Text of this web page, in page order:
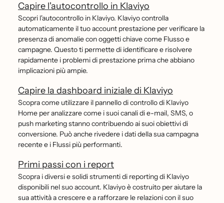
Capire l'autocontrollo in Klaviyo
Scopri l'autocontrollo in Klaviyo. Klaviyo controlla
automaticamente il tuo account prestazione per verificare la
presenza di anomalie con oggetti chiave come Flusso e
campagne. Questo ti permette di identificare e risolvere
rapidamente i problemi di prestazione prima che abbiano
implicazioni più ampie.
Capire la dashboard iniziale di Klaviyo
Scopra come utilizzare il pannello di controllo di Klaviyo
Home per analizzare come i suoi canali di e-mail, SMS, o
push marketing stanno contribuendo ai suoi obiettivi di
conversione. Può anche rivedere i dati della sua campagna
recente e i Flussi più performanti.
Primi passi con i report
Scopra i diversi e solidi strumenti di reporting di Klaviyo
disponibili nel suo account. Klaviyo è costruito per aiutare la
sua attività a crescere e a rafforzare le relazioni con il suo